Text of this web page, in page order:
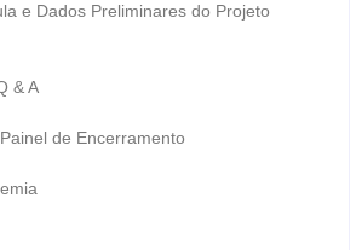
e Dados Preliminares do Projeto
& A
de Encerramento